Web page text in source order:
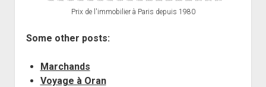
Prix de l'immobilier à Paris depuis 1980
Some other posts:
Marchands
Voyage à Oran